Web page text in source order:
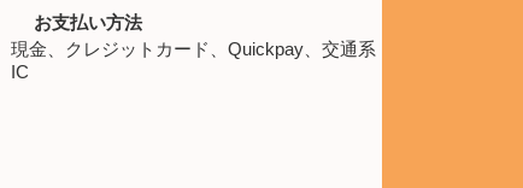
お支払い方法
現金、クレジットカード、Quickpay、交通系
IC